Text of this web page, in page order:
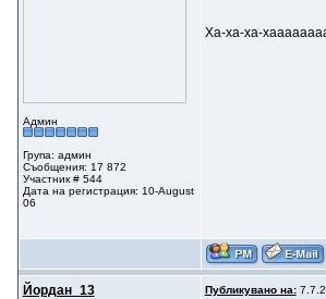
Админ
Група: админ
Съобщения: 17 872
Участник # 544
Дата на регистрация: 10-August
06
Ха-ха-ха-
Йордан_13 Публикувано на: